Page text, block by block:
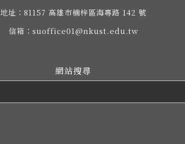
地址： 81157 高雄市楠梓區海專路 142 號
信箱： suoffice01@nkust.edu.tw
網站搜尋